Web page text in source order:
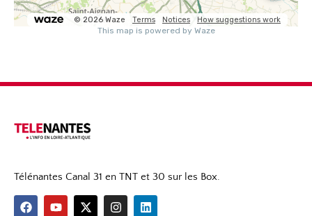
Télénantes Canal 31 en TNT et 30 sur les Box.